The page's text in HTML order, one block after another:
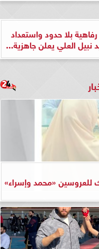
بلا حدود واستعداد
نبيل العلي يعلن جاهزية...
للعروسين «محمد وإسراء»